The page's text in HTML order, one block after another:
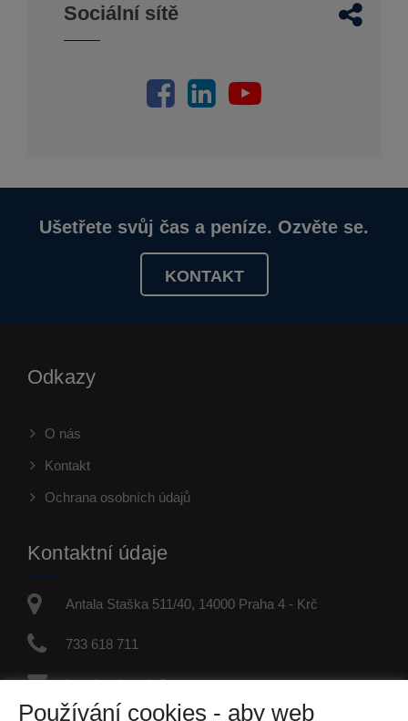
Sociální sítě
Ušetřete svůj čas a peníze. Ozvěte se.
KONTAKT
Odkazy
O nás
Kontakt
Ochrana osobních údajů
Kontaktní údaje
Antala Staška 511/40, 14000 Praha 4 - Krč
733 618 711
jaroslav.dvorak@re-max.cz
Používání cookies - aby web